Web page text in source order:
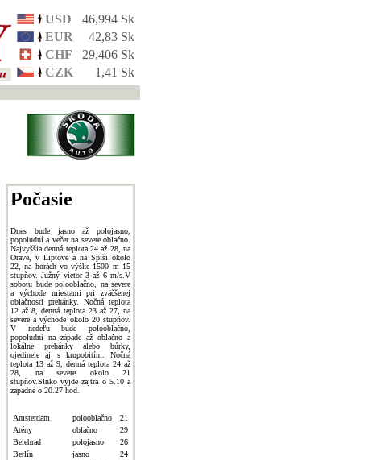
USD
46,994 Sk
EUR
42,83 Sk
CHF
29,406 Sk
CZK
1,41 Sk
Počasie
Dnes bude jasno až polojasno,
popoludní a večer na severe oblačno.
Najvyššia denná teplota 24 až 28, na
Orave, v Liptove a na Spiši okolo
22, na horách vo výške 1500 m 15
stupňov. Južný vietor 3 až 6 m/s.V
sobotu bude polooblačno, na severe
a východe miestami pri zväčšenej
oblačnosti prehánky. Nočná teplota
12 až 8, denná teplota 23 až 27, na
severe a východe okolo 20 stupňov.
V nedeľu bude polooblačno,
popoludní na západe až oblačno a
lokálne prehánky alebo búrky,
ojedinele aj s krupobitím. Nočná
teplota 13 až 9, denná teplota 24 až
28, na severe okolo 21
stupňov.Slnko vyjde zajtra o 5.10 a
zapadne o 20.27 hod.
Amsterdam polooblačno
21
Atény
oblačno
29
Belehrad
polojasno
26
Berlín
jasno
24